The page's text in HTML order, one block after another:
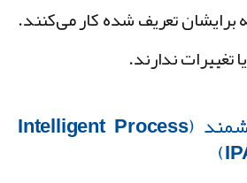
تعریف شده کار می‌کنند.
ندارند.
اتوماسیون هوشمند (Intelligent Process